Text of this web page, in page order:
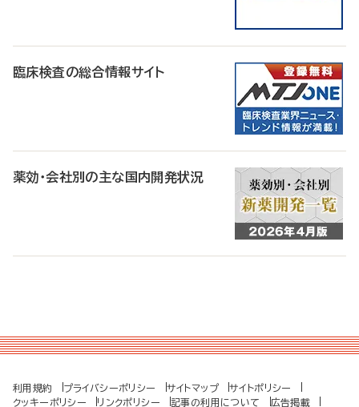
臨床検査の総合情報サイト
薬効・会社別の主な国内開発状況
利用規約 プライバシーポリシー サイトマップ
サイトポリシー
クッキーポリシー
リンクポリシー 記事の利用について 広告掲載